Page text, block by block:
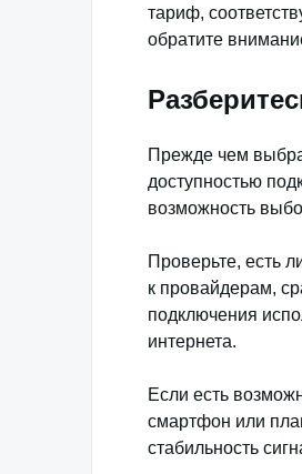
тариф,
обратите
Прежде чем
доступностью
возможность
Проверьте, есть
к провайдерам,
подключения
интернета.
Если есть
смартфон или
стабильность